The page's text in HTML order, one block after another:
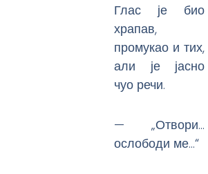
Глас је био
храпав,
промукао и тих,
али је јасно
чуо речи.
— „Отвори…
ослободи ме…“